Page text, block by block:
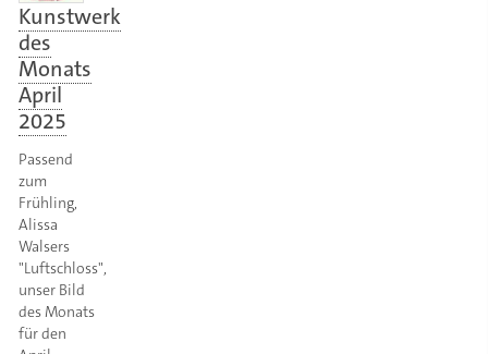
Kunstwerk
des
Monats
April
2025
Passend
zum
Frühling,
Alissa
Walsers
"Luftschloss",
unser Bild
des Monats
für den